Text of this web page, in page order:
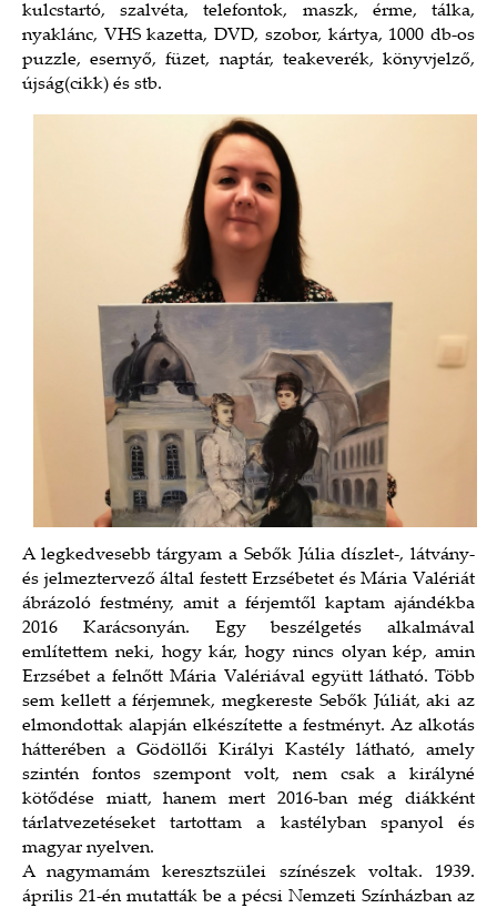
kulcstartó, szalvéta, telefontok, maszk, érme, tálka,
nyaklánc, VHS kazetta, DVD, szobor, kártya, 1000 db-os
puzzle, esernyő, füzet, naptár, teakeverék, könyvjelző,
újság(cikk) és stb.
A legkedvesebb tárgyam a Sebők Júlia díszlet-, látvány-
és jelmeztervező által festett Erzsébetet és Mária Valériát
ábrázoló festmény, amit a férjemtől kaptam ajándékba
2016 Karácsonyán. Egy beszélgetés alkalmával
említettem neki, hogy kár, hogy nincs olyan kép, amin
Erzsébet a felnőtt Mária Valériával együtt látható. Több
sem kellett a férjemnek, megkereste Sebők Júliát, aki az
elmondottak alapján elkészítette a festményt. Az alkotás
hátterében a Gödöllői Királyi Kastély látható, amely
szintén fontos szempont volt, nem csak a királyné
kötődése miatt, hanem mert 2016-ban még diákként
tárlatvezetéseket tartottam a kastélyban spanyol és
magyar nyelven.
A nagymamám keresztszülei színészek voltak. 1939.
április 21-én mutatták be a pécsi Nemzeti Színházban az